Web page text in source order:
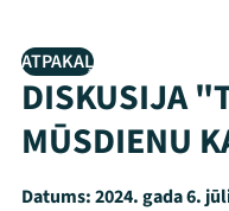
ATPAKAĻ
DISKUSIJA
MŪSDIENU
Datums:2024. gada 6.